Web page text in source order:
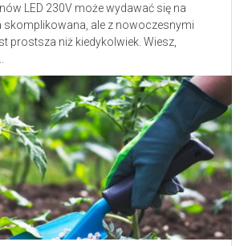
LED 230V może wydawać się na
skomplikowana, ale z nowoczesnymi
prostsza niż kiedykolwiek. Wiesz,